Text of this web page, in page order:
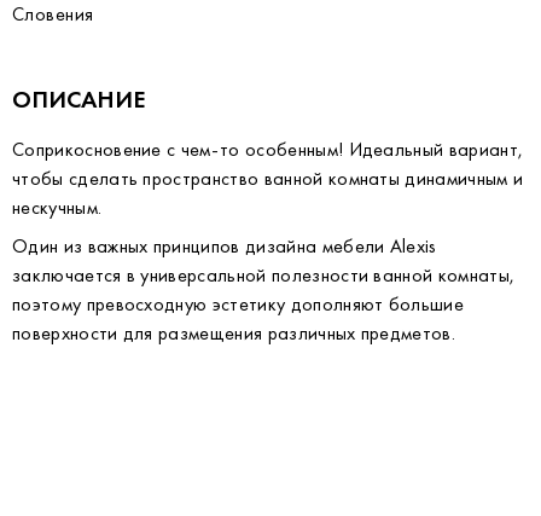
Словения
ОПИСАНИЕ
Соприкосновение с чем-то особенным! Идеальный вариант,
чтобы сделать пространство ванной комнаты динамичным и
нескучным.
Один из важных принципов дизайна мебели Alexis
заключается в универсальной полезности ванной комнаты,
поэтому превосходную эстетику дополняют большие
поверхности для размещения различных предметов.